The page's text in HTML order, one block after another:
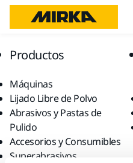
Productos
Máquinas
Lijado Libre de Polvo
Abrasivos y Pastas de
Pulido
Accesorios y Consumibles
Superabrasivos